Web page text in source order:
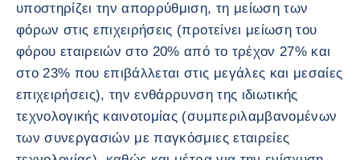
υποστηρίζει την απορρύθμιση, τη μείωση των
φόρων στις επιχειρήσεις (προτείνει μείωση του
φόρου εταιρειών στο 20% από το τρέχον 27% και
στο 23% που επιβάλλεται στις μεγάλες και μεσαίες
επιχειρήσεις), την ενθάρρυνση της ιδιωτικής
τεχνολογικής καινοτομίας (συμπεριλαμβανομένων
των συνεργασιών με παγκόσμιες εταιρείες